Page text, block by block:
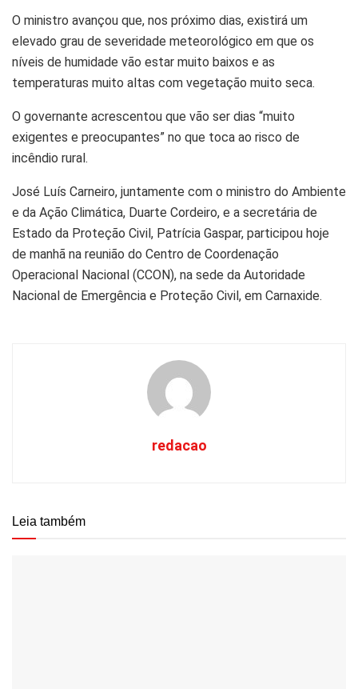
O ministro avançou que, nos próximo dias, existirá um
elevado grau de severidade meteorológico em que os
níveis de humidade vão estar muito baixos e as
temperaturas muito altas com vegetação muito seca.
O governante acrescentou que vão ser dias “muito
exigentes e preocupantes” no que toca ao risco de
incêndio rural.
José Luís Carneiro, juntamente com o ministro do Ambiente
e da Ação Climática, Duarte Cordeiro, e a secretária de
Estado da Proteção Civil, Patrícia Gaspar, participou hoje
de manhã na reunião do Centro de Coordenação
Operacional Nacional (CCON), na sede da Autoridade
Nacional de Emergência e Proteção Civil, em Carnaxide.
redacao
Leia também